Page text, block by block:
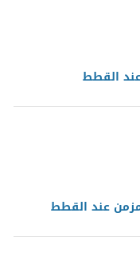
القطط
عند القطط